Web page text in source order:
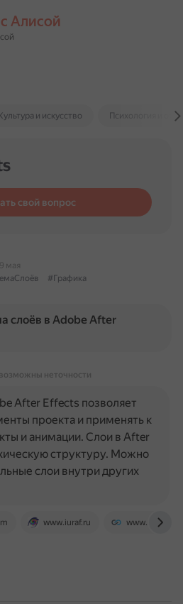
с Алисой
Культура и искусство Психология и
свой вопрос
9 мая
#Графика
слоёв в Adobe After
возможны неточности
www.iuraf.ru
After Effects позволяет
проекта и применять к
и анимации. Слои в After
структуру. Можно
слои внутри других